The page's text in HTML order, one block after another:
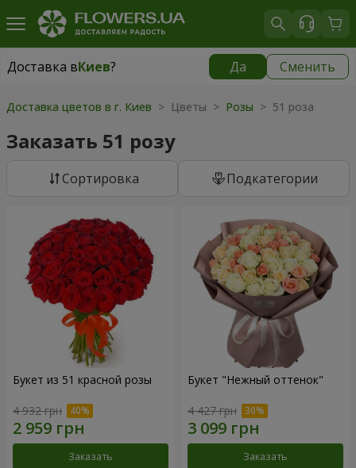
Доставка вКиев? Да Сменить
Доставка вКиев
Доставка цветов в г. Киев > Цветы > Розы > 51 роза
Заказать 51 розу
Cортировка Подкатегории
Букет из 51 красной розы
4 932 грн
Заказать
Букет "Нежный оттенок"
4 427 грн
Заказать